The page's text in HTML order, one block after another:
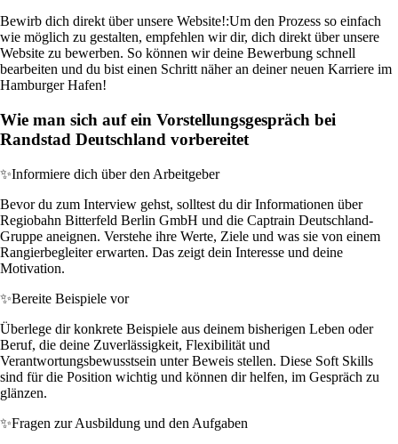
Bewirb dich direkt über unsere Website!:Um den Prozess so einfach
wie möglich zu gestalten, empfehlen wir dir, dich direkt über unsere
Website zu bewerben. So können wir deine Bewerbung schnell
bearbeiten und du bist einen Schritt näher an deiner neuen Karriere im
Hamburger Hafen!
Wie man sich auf ein Vorstellungsgespräch bei
Randstad Deutschland vorbereitet
✨Informiere dich über den Arbeitgeber
Bevor du zum Interview gehst, solltest du dir Informationen über
Regiobahn Bitterfeld Berlin GmbH und die Captrain Deutschland-
Gruppe aneignen. Verstehe ihre Werte, Ziele und was sie von einem
Rangierbegleiter erwarten. Das zeigt dein Interesse und deine
Motivation.
✨Bereite Beispiele vor
Überlege dir konkrete Beispiele aus deinem bisherigen Leben oder
Beruf, die deine Zuverlässigkeit, Flexibilität und
Verantwortungsbewusstsein unter Beweis stellen. Diese Soft Skills
sind für die Position wichtig und können dir helfen, im Gespräch zu
glänzen.
✨Fragen zur Ausbildung und den Aufgaben